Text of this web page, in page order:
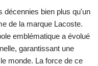
décennies bien plus qu'un
de la marque Lacoste.
emblématique a évolué
garantissant une
monde. La force de ce